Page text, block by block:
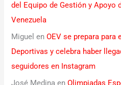
del Equipo de Gestión y Apoyo
Venezuela
Miguel enOEV se prepara para
Deportivas y celebra haber
seguidores en Instagram
José Medina enOlimpiadas